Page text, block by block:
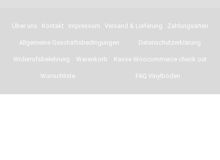
Über uns Kontakt Impressum Versand & Lieferung Zahlungsarten
Allgemeine Geschäftsbedingungen Datenschutzerklärung
Widerrufsbelehrung Warenkorb Kasse Woocommerce check out
Wunschliste FAQ Vinylböden